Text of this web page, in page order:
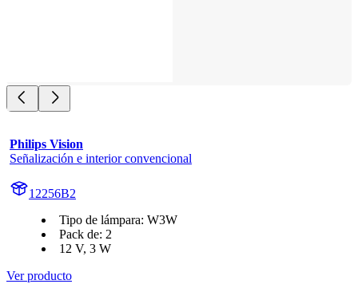
Philips Vision
Señalización e interior convencional
12256B2
Tipo de lámpara: W3W
Pack de: 2
12 V, 3 W
Ver producto